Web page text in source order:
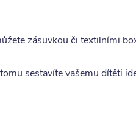
zásuvkou či textilními
sestavíte vašemu dítěti